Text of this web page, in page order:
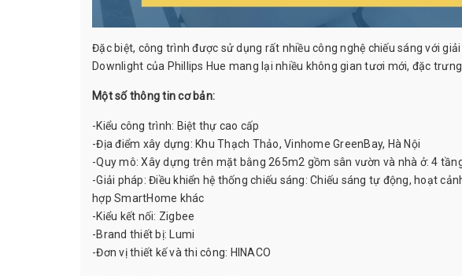
Đặc biệt, công trình được sử dụng rất nhiều công nghệ chiếu sáng với giải
Downlight của Phillips Hue mang lại nhiều không gian tươi mới, đặc
Một số thông tin cơ bản:
-Kiểu công trình: Biệt thự cao cấp
-Địa điểm xây dựng: Khu Thạch Thảo, Vinhome GreenBay, Hà Nội
-Quy mô: Xây dựng trên mặt bằng 265m2 gồm sân vườn và nhà ở: 4
-Giải pháp: Điều khiển hệ thống chiếu sáng: Chiếu sáng tự động, hoạt
hợp SmartHome khác
-Kiểu kết nối: Zigbee
-Brand thiết bị: Lumi
-Đơn vị thiết kế và thi công: HINACO